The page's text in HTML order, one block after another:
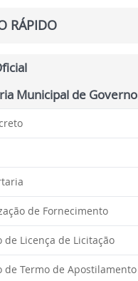
RÁPIDO
Municipal de Governo
de Fornecimento
de Licença de Licitação
de Termo de Apostilamento